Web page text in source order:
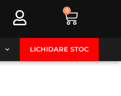
0
Cart
LICHIDARE STOC